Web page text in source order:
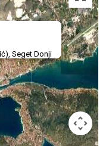
Seget Donji